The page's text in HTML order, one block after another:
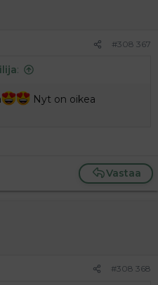
#308 367
:
Nyt on oikea
Vastaa
#308 368